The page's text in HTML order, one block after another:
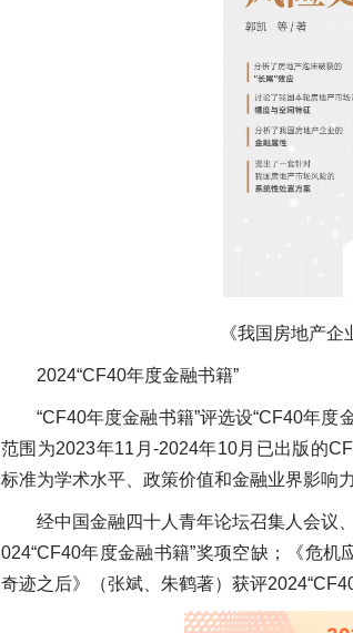
《我国房地产
2024“CF40年度金融书籍”
“CF40年度金融书籍”评选设“CF40年度
范围为2023年11月-2024年10月已出版的
标准为学术水平、政策价值和金融业界影响力
经中国金融四十人青年论坛召集人会议
024“CF40年度金融书籍”奖项空缺；《危
奇迹之后》（张斌、朱鹤著）获评